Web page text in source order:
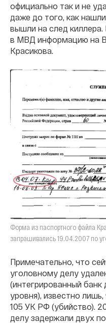
официально так и не
даже до того, как
вышли на след киллера.
в МВД информацию на
Красикова.
Форма из паспортного файла
запрашивались 19.04.2007 по
Примечательно, что
уголовному делу
(интегрированный банк
уровня), известно
105 УК РФ (убийство).
делу задержали двух